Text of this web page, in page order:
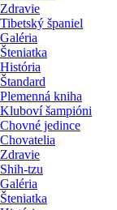
Zdravie
Tibetský španiel
Galéria
Šteniatka
História
Štandard
Plemenná kniha
Kluboví šampióni
Chovné jedince
Chovatelia
Zdravie
Shih-tzu
Galéria
Šteniatka